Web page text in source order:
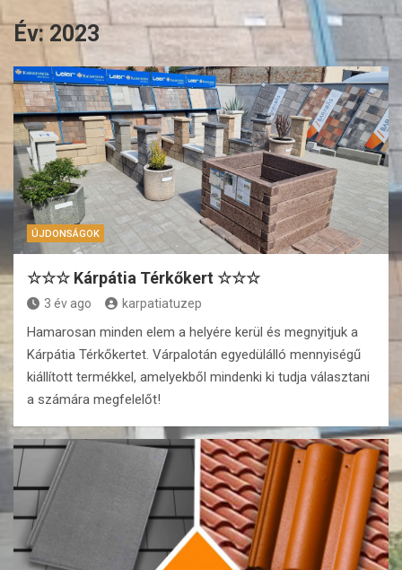
Év:2023
ÚJDONSÁGOK
☆☆☆ Kárpátia Térkőkert ☆☆☆
3 év ago karpatiatuzep
Hamarosan minden elem a helyére kerül és megnyitjuk a
Kárpátia Térkőkertet. Várpalotán egyedülálló mennyiségű
kiállított termékkel, amelyekből mindenki ki tudja választani
a számára megfelelőt!